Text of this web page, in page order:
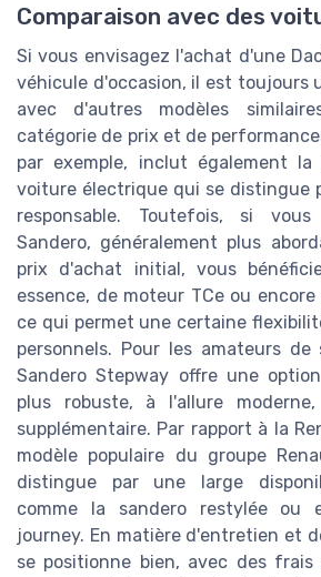
Comparaison avec des
Si vous envisagez l'achat d'une
véhicule d'occasion, il est toujours
avec d'autres modèles
catégorie de prix et de
par exemple, inclut également la
voiture électrique qui se distingue
responsable. Toutefois, si
Sandero, généralement plus
prix d'achat initial, vous
essence, de moteur TCe ou
ce qui permet une certaine
personnels. Pour les amateurs de
Sandero Stepway offre une
plus robuste, à l'allure
supplémentaire. Par rapport à la
modèle populaire du groupe
distingue par une large
comme la sandero restylée ou
journey. En matière d'entretien et
se positionne bien, avec des